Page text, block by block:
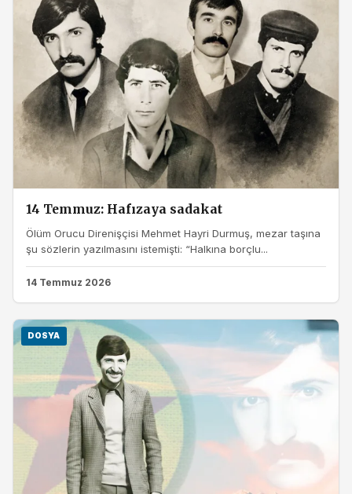
14 Temmuz: Hafızaya sadakat
Ölüm Orucu Direnişçisi Mehmet Hayri Durmuş, mezar taşına
şu sözlerin yazılmasını istemişti: “Halkına borçlu...
14 Temmuz 2026
DOSYA